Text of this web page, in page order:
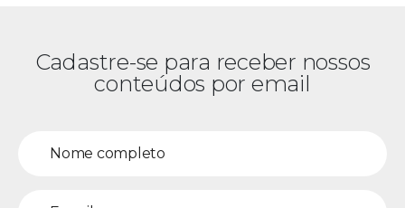
Cadastre-se para receber nossos
conteúdos por email